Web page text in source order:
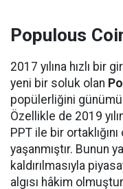
Populous
2017 yılına hızlı bir
yeni bir soluk olan
popülerliğini
Özellikle de 2019
PPT ile bir ortaklığını
yaşanmıştır. Bunun
kaldırılmasıyla
algısı hâkim